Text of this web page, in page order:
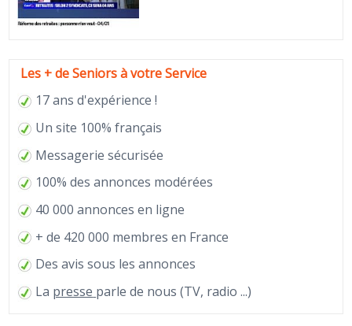
Les + de Seniors à votre Service
17 ans d'expérience !
Un site 100% français
Messagerie sécurisée
100% des annonces modérées
40 000 annonces en ligne
+ de 420 000 membres en France
Des avis sous les annonces
La presse parle de nous (TV, radio ...)